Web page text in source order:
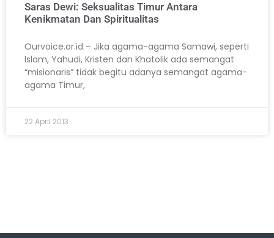
Saras Dewi: Seksualitas Timur Antara
Kenikmatan Dan Spiritualitas
Ourvoice.or.id – Jika agama-agama Samawi, seperti
Islam, Yahudi, Kristen dan Khatolik ada semangat
“misionaris” tidak begitu adanya semangat agama-
agama Timur,
22 April 2013